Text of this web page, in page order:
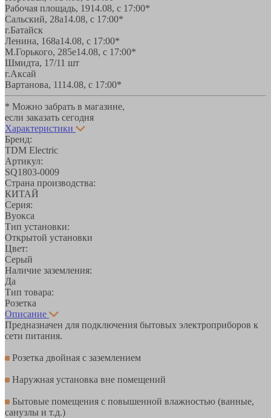
Рабочая площадь, 1914.08, с 17:00*
Сальский, 28a14.08, с 17:00*
г.Батайск
Ленина, 168а14.08, с 17:00*
М.Горького, 285е14.08, с 17:00*
Шмидта, 17/11 шт
г.Аксай
Вартанова, 1114.08, с 17:00*
* Можно забрать в магазине,
если заказать сегодня
Характеристики
Бренд:
TDM Electric
Артикул:
SQ1803-0009
Страна производства:
КИТАЙ
Серия:
Вуокса
Тип установки:
Открытой установки
Цвет:
Серый
Наличие заземления:
Да
Тип товара:
Розетка
Описание
Предназначен для подключения бытовых электроприборов к
сети питания.
Розетка двойная с заземлением
Наружная установка вне помещений
Бытовые помещения с повышенной влажностью (ванные,
санузлы и т.д.)